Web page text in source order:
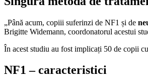
„Până acum, copiii suferinzi de NF1 și de
Brigitte Widemann, coordonatorul acestui
În acest studiu au fost implicați 50 de copii
NF1 – caracteristici